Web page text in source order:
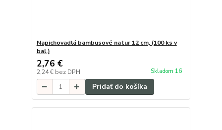
Napichovadlá bambusové natur 12 cm, (100 ks v
bal.)
2,76 €
2,24 € bez DPH Skladom 16
Pridať do košíka